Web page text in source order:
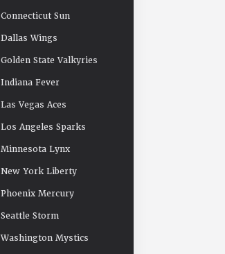
Connecticut Sun
Dallas Wings
Golden State Valkyries
Indiana Fever
Las Vegas Aces
Los Angeles Sparks
Minnesota Lynx
New York Liberty
Phoenix Mercury
Seattle Storm
Washington Mystics